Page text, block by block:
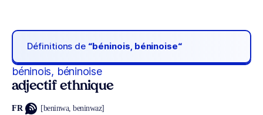
Définitions de “béninois, béninoise“
béninois, béninoise
adjectif ethnique
FR [beninwa, beninwaz]